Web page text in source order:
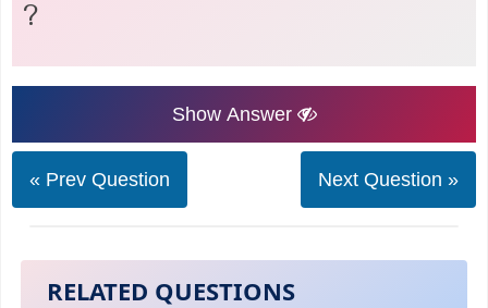
?
Show Answer
« Prev Question Next Question »
RELATED QUESTIONS